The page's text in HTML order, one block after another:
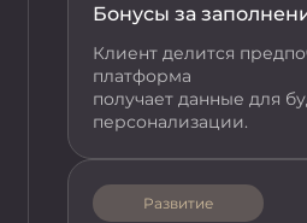
Бонусы за
Клиент делится
платформа
получает данные для
персонализации.
Развитие